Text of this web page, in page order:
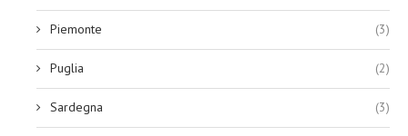
Piemonte (3)
Puglia (2)
Sardegna (3)